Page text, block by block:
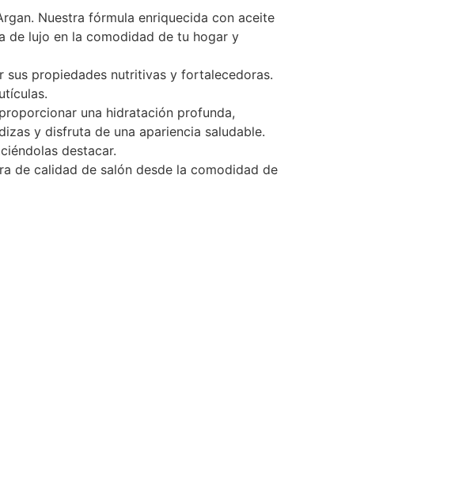
Nuestra fórmula enriquecida con aceite
de lujo en la comodidad de tu hogar y
propiedades nutritivas y fortalecedoras.
una hidratación profunda,
y disfruta de una apariencia saludable.
destacar.
de calidad de salón desde la comodidad de